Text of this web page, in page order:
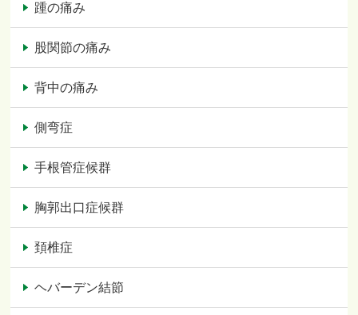
踵の痛み
股関節の痛み
背中の痛み
側弯症
手根管症候群
胸郭出口症候群
頚椎症
ヘバーデン結節